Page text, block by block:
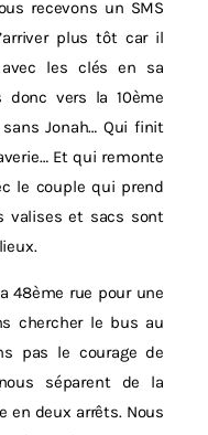
recevons un SMS
plus tôt car il
les clés en sa
donc vers la 10ème
Jonah… Qui finit
Et qui remonte
le couple qui prend
valises et sacs sont
48ème rue pour une
chercher le bus au
pas le courage de
séparent de la
en deux arrêts. Nous